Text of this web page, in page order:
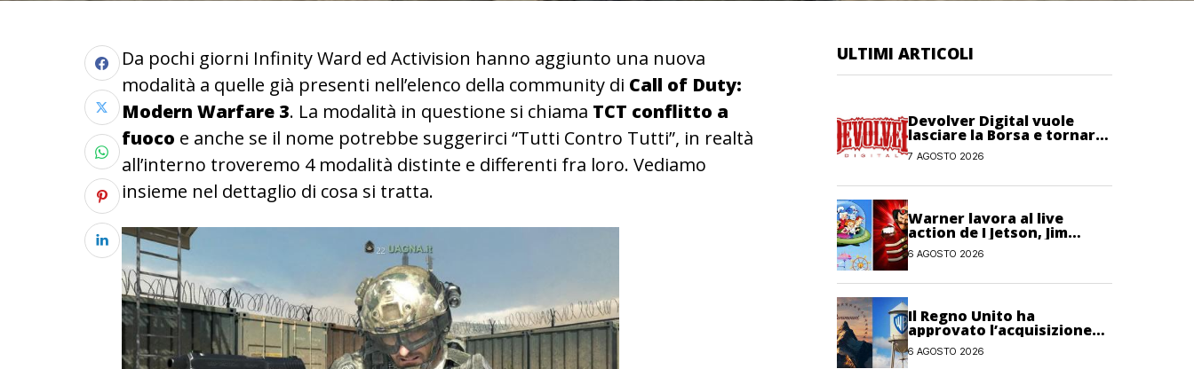
Da pochi giorni Infinity Ward ed Activision hanno aggiunto una nuova
modalità a quelle già presenti nell’elenco della community di Call of Duty:
Modern Warfare 3. La modalità in questione si chiama TCT conflitto a
fuoco e anche se il nome potrebbe suggerirci “Tutti Contro Tutti”, in realtà
all’interno troveremo 4 modalità distinte e differenti fra loro. Vediamo
insieme nel dettaglio di cosa si tratta.
ULTIMI ARTICOLI
Devolver Digital vuole
lasciare la Borsa e tornare
privata
7 AGOSTO 2026
Warner lavora al live
action de I Jetson, Jim
Carrey è nel cast!
6 AGOSTO 2026
Il Regno Unito ha
approvato l’acquisizione
Paramount-Warner Bros
Discovery
6 AGOSTO 2026